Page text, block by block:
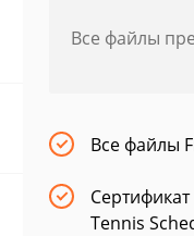
Все файлы
Все файлы
Tennis